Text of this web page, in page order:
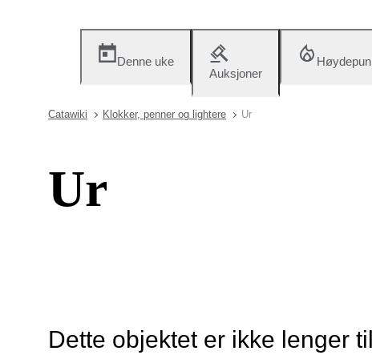
Denne uke
Auksjoner
Catawiki Klokker, penner og lightere Ur
Ur
Dette objektet er ikke lenger